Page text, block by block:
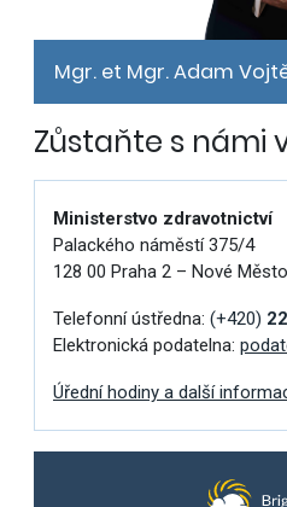
Mgr. et Mgr. Adam
Zůstaňte s námi
Ministerstvo zdravotnictví
Palackého náměstí 375/4
128 00 Praha 2 – Nové Město
Telefonní ústředna: (+420)
Elektronická podatelna:
Úřední hodiny a další